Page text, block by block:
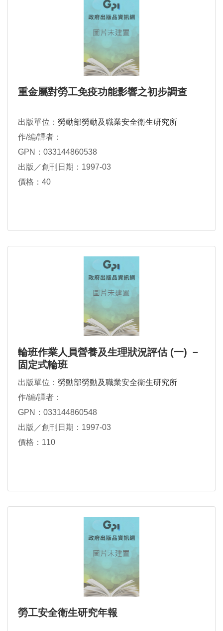
重金屬對勞工免疫功能影響之初步調查
出版單位： 勞動部勞動及職業安全衛生研究所
作/編/譯者：
GPN：033144860538
出版／創刊日期：1997-03
價格：40
輪班作業人員營養及生理狀況評估 (一) －
固定式輪班
出版單位： 勞動部勞動及職業安全衛生研究所
作/編/譯者：
GPN：033144860548
出版／創刊日期：1997-03
價格：110
勞工安全衛生研究年報